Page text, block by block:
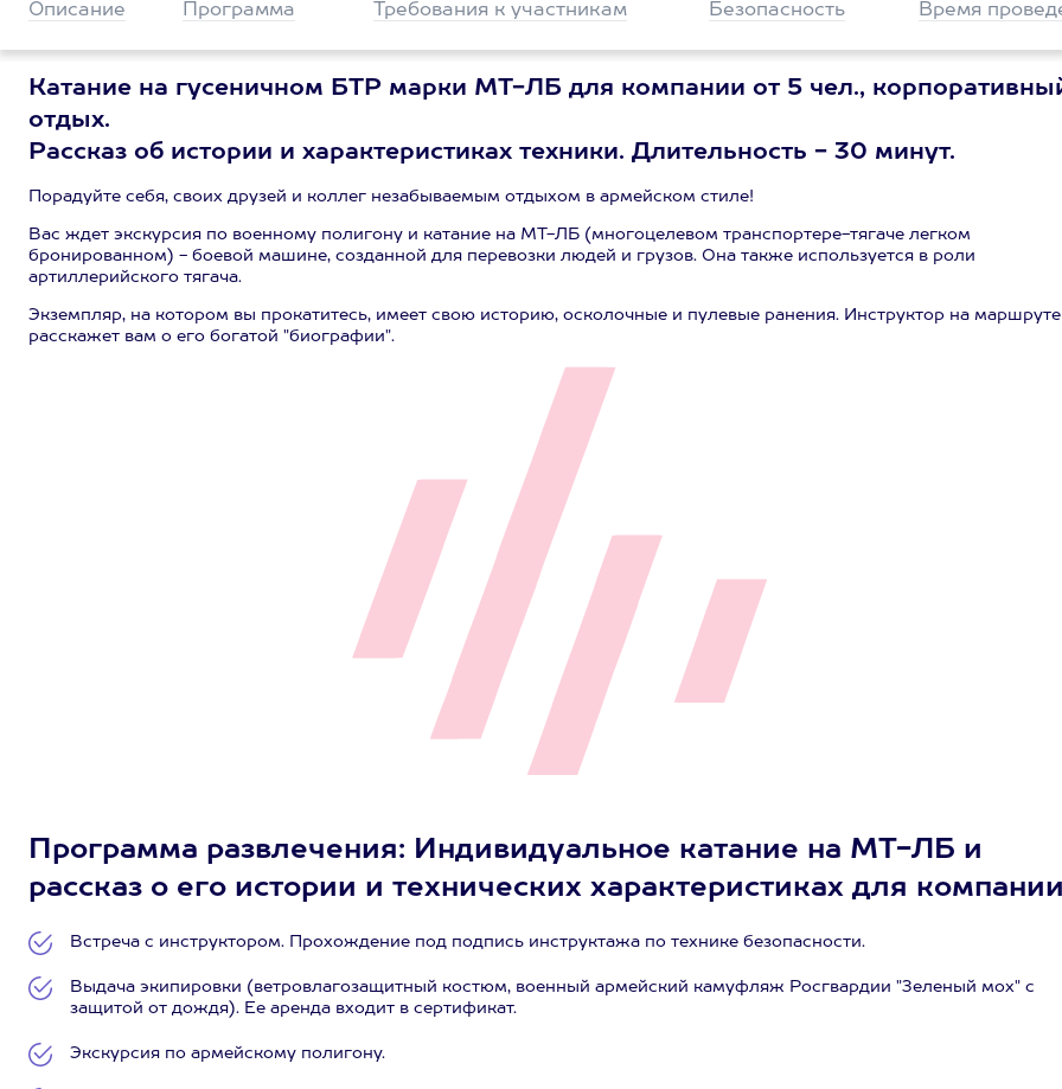
Описание Программа Требования к участникам Безопасность Время
Катание на гусеничном БТР марки МТ-ЛБ для компании от 5 чел.,
отдых.
Рассказ об истории и характеристиках техники. Длительность - 30 минут.
Порадуйте себя, своих друзей и коллег незабываемым отдыхом в армейском стиле!
Вас ждет экскурсия по военному полигону и катание на МТ-ЛБ (многоцелевом транспортере-тягаче легком
бронированном) - боевой машине, созданной для перевозки людей и грузов. Она также используется в роли
артиллерийского тягача.
Экземпляр, на котором вы прокатитесь, имеет свою историю, осколочные и пулевые ранения. Инструктор на маршруте
расскажет вам о его богатой "биографии".
Программа развлечения: Индивидуальное катание на МТ-ЛБ и
рассказ о его истории и технических характеристиках для
Встреча с инструктором. Прохождение под подпись инструктажа по технике безопасности.
Выдача экипировки (ветровлагозащитный костюм, военный армейский камуфляж Росгвардии "Зеленый мох" с
защитой от дождя). Ее аренда входит в сертификат.
Экскурсия по армейскому полигону.